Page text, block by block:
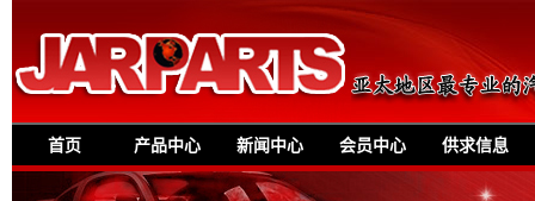
首页 产品中心 新闻中心 会员中心 供求信息